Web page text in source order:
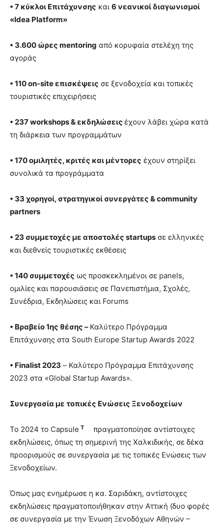
• 7 κύκλοι Επιτάχυνσης και 6 νεανικοί διαγωνισμοί
«Idea Platform»
• 3.600 ώρες mentoring από κορυφαία στελέχη της
αγοράς
• 110 on-site επισκέψεις σε ξενοδοχεία και τοπικές
τουριστικές επιχειρήσεις
• 237 workshops & εκδηλώσεις έχουν λάβει χώρα κατά
τη διάρκεια των προγραμμάτων
• 170 ομιλητές, κριτές και μέντορες έχουν στηρίξει
συνολικά τα προγράμματα
• 33 χορηγοί, στρατηγικοί συνεργάτες & community
partners
• 23 συμμετοχές με αποστολές startups σε ελληνικές
και διεθνείς τουριστικές εκθέσεις
• 140 συμμετοχές ως προσκεκλημένοι σε panels,
ομιλίες και παρουσιάσεις σε Πανεπιστήμια, Σχολές,
Συνέδρια, Εκδηλώσεις και Forums
• Βραβείο 1ης θέσης – Καλύτερο Πρόγραμμα
Επιτάχυνσης στα South Europe Startup Awards 2022
• Finalist 2023 – Καλύτερο Πρόγραμμα Επιτάχυνσης
2023 στα «Global Startup Awards».
Συνεργασία με τοπικές Ενώσεις Ξενοδοχείων
Το 2024 το Capsule T
πραγματοποίησε αντίστοιχες
εκδηλώσεις, όπως τη σημερινή της Χαλκιδικής, σε δέκα
προορισμούς σε συνεργασία με τις τοπικές Ενώσεις των
Ξενοδοχείων.
Όπως μας ενημέρωσε η κα. Σαριδάκη, αντίστοιχες
εκδηλώσεις πραγματοποιήθηκαν στην Αττική (δυο φορές
σε συνεργασία με την Ένωση Ξενοδόχων Αθηνών –